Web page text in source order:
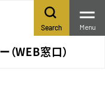
WEB窓口）
Search Menu